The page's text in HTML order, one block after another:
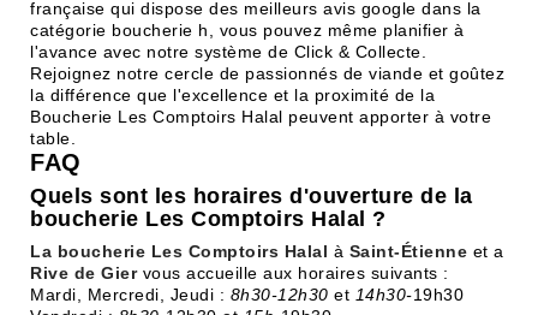
française qui dispose des meilleurs avis google dans la
catégorie boucherie h, vous pouvez même planifier à
l'avance avec notre système de Click & Collecte.
Rejoignez notre cercle de passionnés de viande et goûtez
la différence que l'excellence et la proximité de la
Boucherie Les Comptoirs Halal peuvent apporter à votre
table.
FAQ
Quels sont les horaires d'ouverture de la
boucherie Les Comptoirs Halal ?
La boucherie Les Comptoirs Halal à Saint-Étienne et a
Rive de Giervous accueille aux horaires suivants :
Mardi, Mercredi, Jeudi : 8h30-12h30 et 14h30-19h30